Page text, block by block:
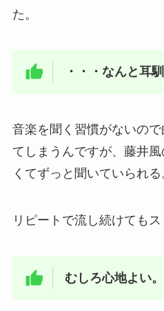
た。
・・・なんと耳
音楽を聞く習慣がないの
てしまうんですが、藤井
くてずっと聞いていられる
リピートで流し続けてもス
むしろ心地よい。